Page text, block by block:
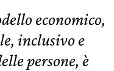
economico,
inclusivo e
persone, è